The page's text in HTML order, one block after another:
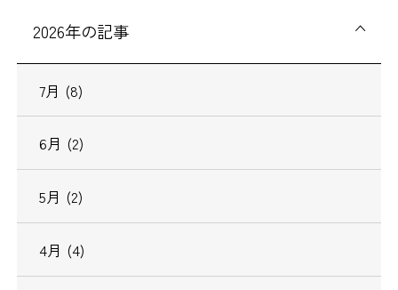
2026年の記事
7月 (8)
6月 (2)
5月 (2)
4月 (4)